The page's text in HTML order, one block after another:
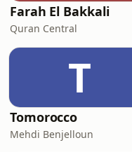
Farah El Bakkali
Quran Central
T
Tomorocco
Mehdi Benjelloun